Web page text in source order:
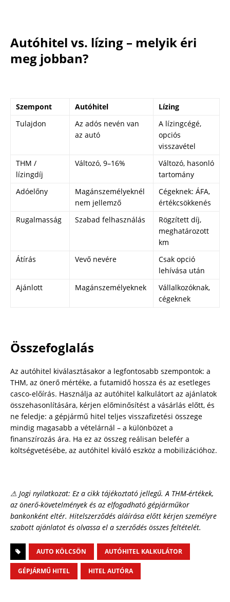
Autóhitel vs. lízing – melyik éri
meg jobban?
Szempont Autóhitel
Lízing
Tulajdon
Az adós nevén van
az autó
A lízingcégé,
opciós
visszavétel
THM /
lízingdíj
Változó, 9–16%
Változó, hasonló
tartomány
Adóelőny
Magánszemélyeknél
nem jellemző
Cégeknek: ÁFA,
értékcsökkenés
Rugalmasság
Szabad felhasználás
Rögzített díj,
meghatározott
km
Átírás
Vevő nevére
Csak opció
lehívása után
Ajánlott
Magánszemélyeknek
Vállalkozóknak,
cégeknek
Összefoglalás
Az autóhitel kiválasztásakor a legfontosabb szempontok: a
THM, az önerő mértéke, a futamidő hossza és az esetleges
casco-előírás. Használja az autóhitel kalkulátort az ajánlatok
összehasonlítására, kérjen előminősítést a vásárlás előtt, és
ne feledje: a gépjármű hitel teljes visszafizetési összege
mindig magasabb a vételárnál – a különbözet a
finanszírozás ára. Ha ez az összeg reálisan belefér a
költségvetésébe, az autóhitel kiváló eszköz a mobilizációhoz.
⚠ Jogi nyilatkozat: Ez a cikk tájékoztató jellegű. A THM-értékek,
az önerő-követelmények és az elfogadható gépjárműkor
bankonként eltér. Hitelszerződés aláírása előtt kérjen személyre
szabott ajánlatot és olvassa el a szerződés összes feltételét.
AUTO KÖLCSÖN AUTÓHITEL KALKULÁTOR
GÉPJÁRMŰ HITEL HITEL AUTÓRA